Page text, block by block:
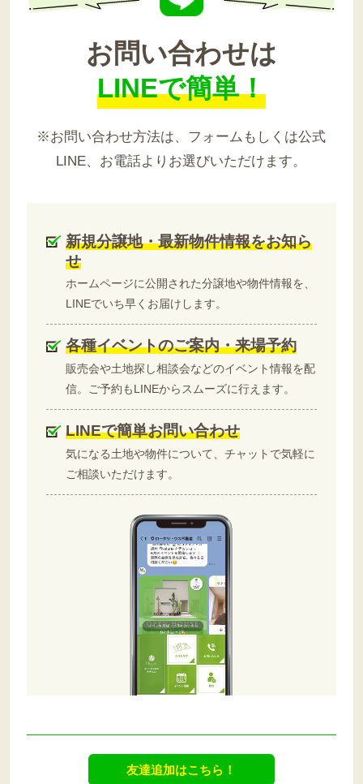
お問い合わせは
LINEで簡単！
※お問い合わせ方法は、フォームもしくは公式
LINE、お電話よりお選びいただけます。
新規分譲地・最新物件情報をお知ら
せ
ホームページに公開された分譲地や物件情報を、
LINEでいち早くお届けします。
各種イベントのご案内・来場予約
販売会や土地探し相談会などのイベント情報を配
信。ご予約もLINEからスムーズに行えます。
LINEで簡単お問い合わせ
気になる土地や物件について、チャットで気軽に
ご相談いただけます。
友達追加はこちら！